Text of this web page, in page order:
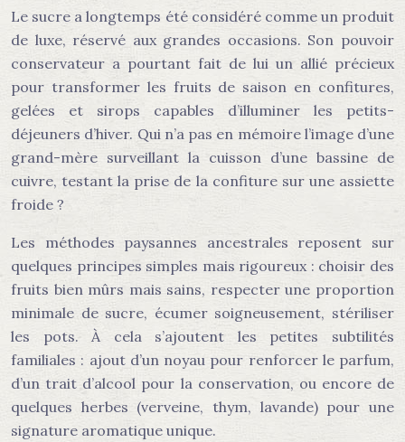
Le sucre a longtemps été considéré comme un produit
de luxe, réservé aux grandes occasions. Son pouvoir
conservateur a pourtant fait de lui un allié précieux
pour transformer les fruits de saison en confitures,
gelées et sirops capables d’illuminer les petits-
déjeuners d’hiver. Qui n’a pas en mémoire l’image d’une
grand-mère surveillant la cuisson d’une bassine de
cuivre, testant la prise de la confiture sur une assiette
froide ?
Les méthodes paysannes ancestrales reposent sur
quelques principes simples mais rigoureux : choisir des
fruits bien mûrs mais sains, respecter une proportion
minimale de sucre, écumer soigneusement, stériliser
les pots. À cela s’ajoutent les petites subtilités
familiales : ajout d’un noyau pour renforcer le parfum,
d’un trait d’alcool pour la conservation, ou encore de
quelques herbes (verveine, thym, lavande) pour une
signature aromatique unique.